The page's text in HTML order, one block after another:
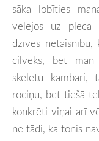
sāka lobīties
vēlējos uz pleca
dzīves
cilvēks, bet
skeletu kambari,
rociņu, bet tiešā
konkrēti viņai arī
ne tādi, ka tonis